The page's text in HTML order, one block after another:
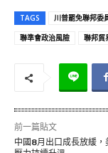
TAGS 川普罷免聯邦委
聯準會政治風險
聯邦貿
前一篇貼文
中國8月出口成長放緩，